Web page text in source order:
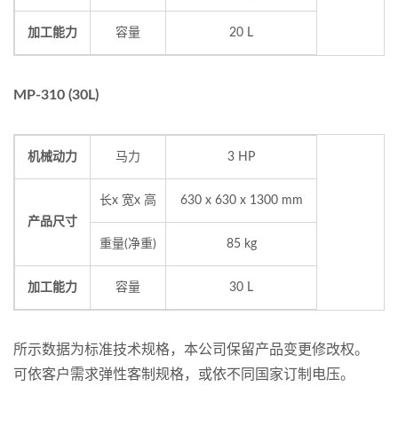
加工能力 容量 20 L
MP-310 (30L)
机械动力 马力 3 HP
产品尺寸
长x 宽x 高 630 x 630 x 1300 mm
重量(净重) 85 kg
加工能力 容量 30 L
所示数据为标准技术规格，本公司保留产品变更修改权。
可依客户需求弹性客制规格，或依不同国家订制电压。